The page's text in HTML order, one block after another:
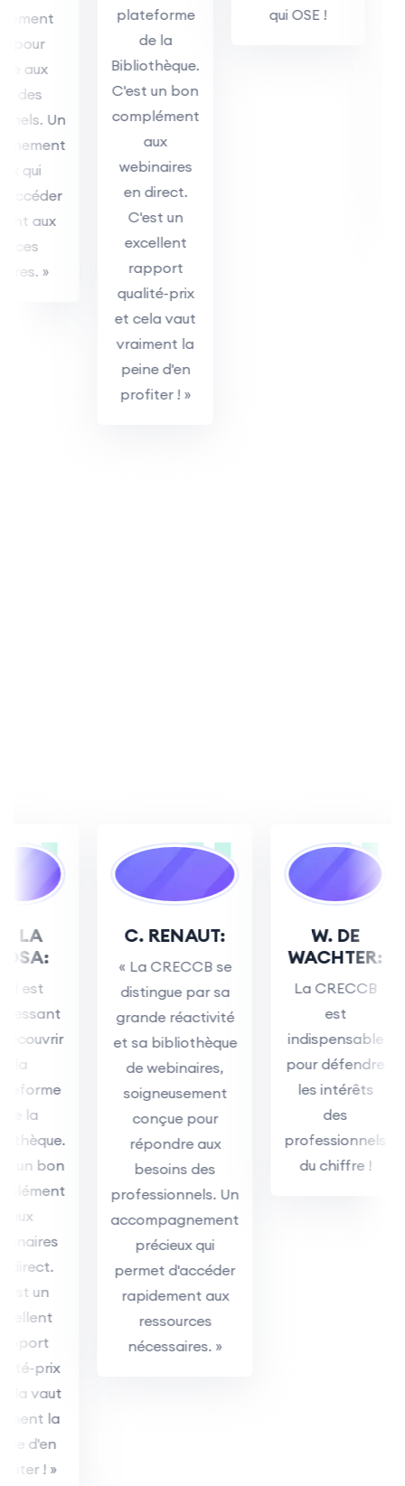
Un
aux
»
plateforme
de la
Bibliothèque.
C'est un bon
complément
aux
webinaires
en direct.
C'est un
excellent
rapport
qualité-prix
et cela vaut
vraiment la
peine d'en
profiter ! »
qui OSE !
E. LA
ROSA:
« Il est
intéressant
de découvrir
plateforme
de la
C'est un bon
complément
aux
webinaires
en direct.
C'est un
excellent
rapport
qualité-prix
et cela vaut
vraiment la
peine d'en
profiter ! »
C. RENAUT:
« La CRECCB se
distingue par sa
grande réactivité
et sa bibliothèque
de webinaires,
soigneusement
conçue pour
répondre aux
besoins des
professionnels. Un
accompagnement
précieux qui
permet d'accéder
rapidement aux
ressources
nécessaires. »
W. DE
WACHTER:
La CRECCB
indispensable
pour
les intérêts
des
du chiffre !